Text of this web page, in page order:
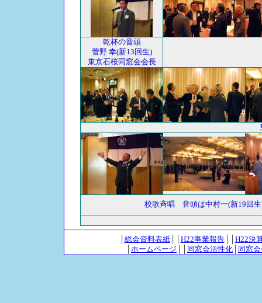
乾杯の音頭
菅野 幸(新13回生)
東京石桜同窓会会長
校歌斉唱 音頭は中村一(新19回生
総会資料表紙││ H22事業報告││ H22決
ホームページ 同窓会活性化 同窓